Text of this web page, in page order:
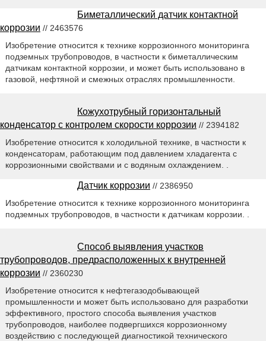
Биметаллический датчик контактной
коррозии // 2463576
Изобретение относится к технике коррозионного мониторинга
подземных трубопроводов, в частности к биметаллическим
датчикам контактной коррозии, и может быть использовано в
газовой, нефтяной и смежных отраслях промышленности.
Кожухотрубный горизонтальный
конденсатор с контролем скорости коррозии // 2394182
Изобретение относится к холодильной технике, в частности к
конденсаторам, работающим под давлением хладагента с
коррозионными свойствами и с водяным охлаждением. .
Датчик коррозии // 2386950
Изобретение относится к технике коррозионного мониторинга
подземных трубопроводов, в частности к датчикам коррозии. .
Способ выявления участков
трубопроводов, предрасположенных к внутренней
коррозии // 2360230
Изобретение относится к нефтегазодобывающей
промышленности и может быть использовано для разработки
эффективного, простого способа выявления участков
трубопроводов, наиболее подвергшихся коррозионному
воздействию с последующей диагностикой технического